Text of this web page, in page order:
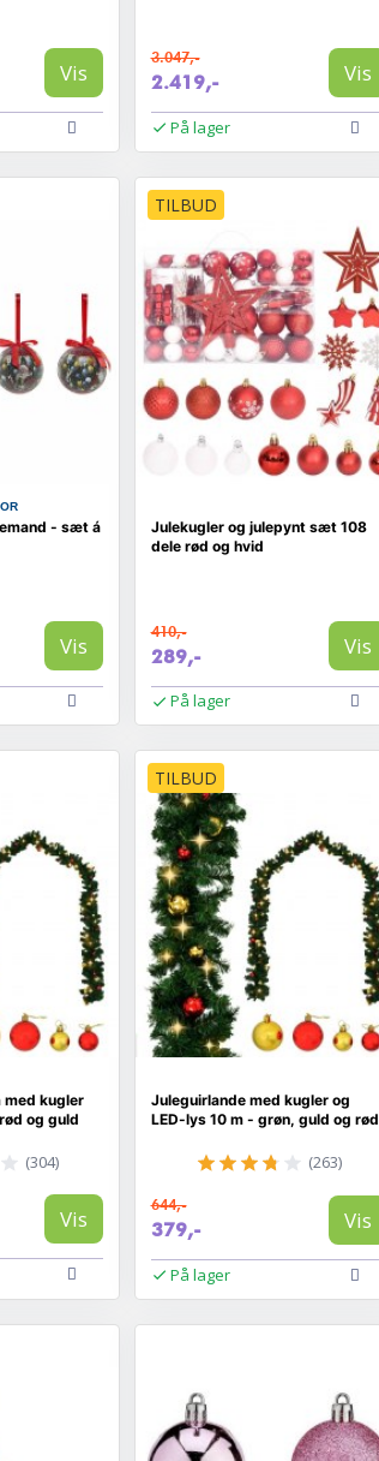
Vis
3.047,-
2.419,- Vis
På lager
- sæt á
Vis
TILBUD
Julekugler og julepynt sæt 108
dele rød og hvid
410,-
289,- Vis
På lager
med kugler
og guld
(304)
Vis
TILBUD
Juleguirlande med kugler og
LED-lys 10 m - grøn, guld og rød
(263)
644,-
379,- Vis
På lager